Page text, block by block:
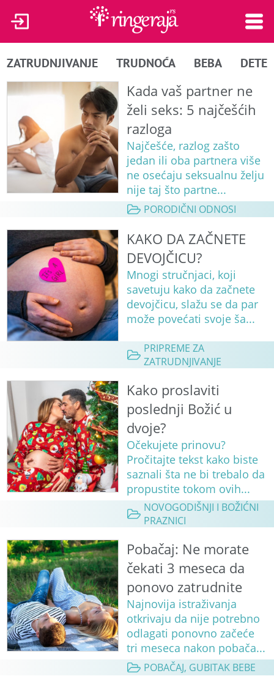
ZATRUDNJIVANJE TRUDNOĆA BEBA DETE
Kada vaš partner ne
želi seks: 5 najčešćih
razloga
Najčešće, razlog zašto
jedan ili oba partnera više
ne osećaju seksualnu želju
nije taj što partne...
PORODIČNI ODNOSI
KAKO DA ZAČNETE
DEVOJČICU?
Mnogi stručnjaci, koji
savetuju kako da začnete
devojčicu, slažu se da par
može povećati svoje ša...
PRIPREME ZA
ZATRUDNJIVANJE
Kako proslaviti
poslednji Božić u
dvoje?
Očekujete prinovu?
Pročitajte tekst kako biste
saznali šta ne bi trebalo da
propustite tokom ovih...
NOVOGODIŠNJI I BOŽIĆNI
PRAZNICI
Pobačaj: Ne morate
čekati 3 meseca da
ponovo zatrudnite
Najnovija istraživanja
otkrivaju da nije potrebno
odlagati ponovno začeće
tri meseca nakon pobača...
POBAČAJ, GUBITAK BEBE